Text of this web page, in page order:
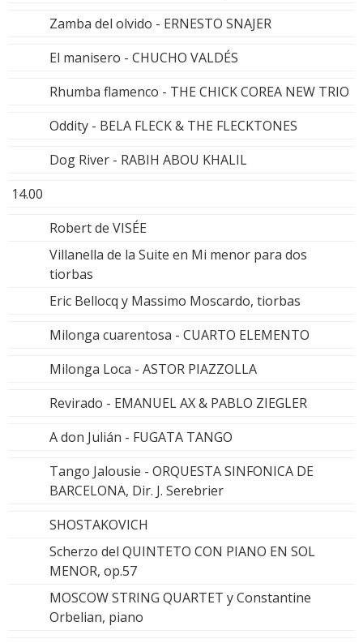
Zamba del olvido - ERNESTO SNAJER
El manisero - CHUCHO VALDÉS
Rhumba flamenco - THE CHICK COREA NEW TRIO
Oddity - BELA FLECK & THE FLECKTONES
Dog River - RABIH ABOU KHALIL
14.00
Robert de VISÉE
Villanella de la Suite en Mi menor para dos
tiorbas
Eric Bellocq y Massimo Moscardo, tiorbas
Milonga cuarentosa - CUARTO ELEMENTO
Milonga Loca - ASTOR PIAZZOLLA
Revirado - EMANUEL AX & PABLO ZIEGLER
A don Julián - FUGATA TANGO
Tango Jalousie - ORQUESTA SINFONICA DE
BARCELONA, Dir. J. Serebrier
SHOSTAKOVICH
Scherzo del QUINTETO CON PIANO EN SOL
MENOR, op.57
MOSCOW STRING QUARTET y Constantine
Orbelian, piano